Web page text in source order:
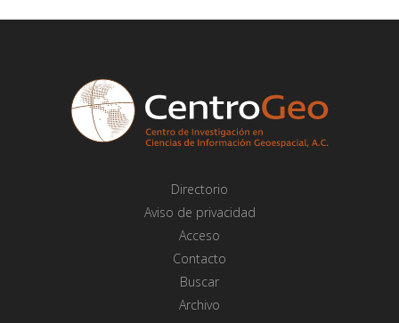
Directorio
Aviso de privacidad
Acceso
Contacto
Buscar
Archivo